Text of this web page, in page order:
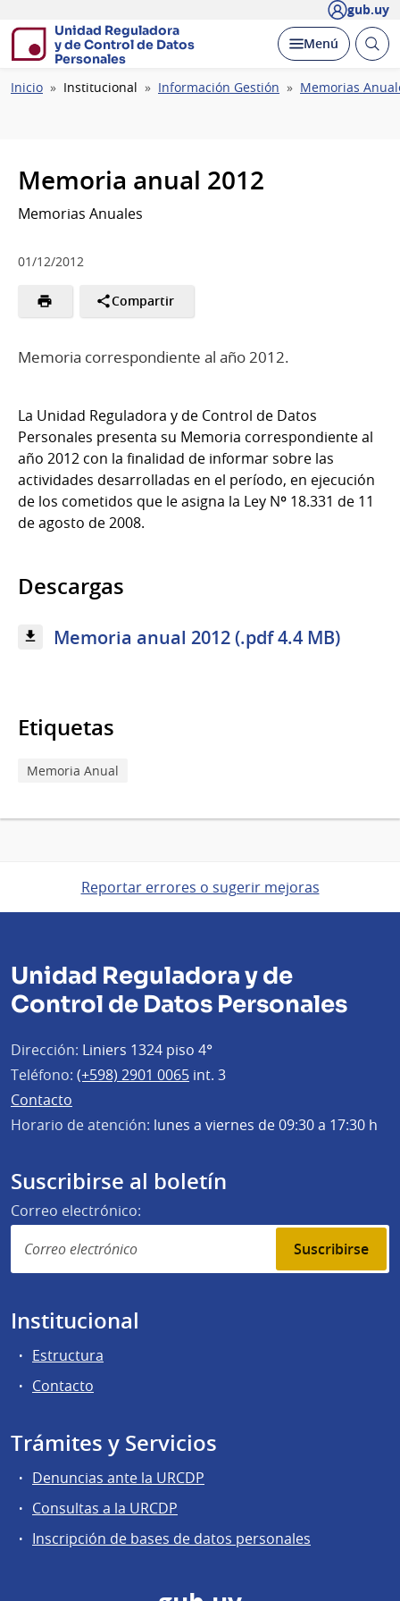
gub.uy
Unidad Reguladora
y de Control de Datos
Personales
Desplegar
Menú Abrir
Ruta
Inicio Institucional Información Gestión Memorias
Memoria anual 2012
Memorias Anuales
01/12/2012
Compartir
Memoria correspondiente al año 2012.
La Unidad Reguladora y de Control de Datos
Personales presenta su Memoria correspondiente al
año 2012 con la finalidad de informar sobre las
actividades desarrolladas en el período, en ejecución
de los cometidos que le asigna la Ley Nº 18.331 de 11
de agosto de 2008.
Descargas
Memoria anual 2012 (.pdf 4.4 MB)
Etiquetas
Memoria Anual
Reportar errores o sugerir mejoras
Unidad Reguladora y de
Control de Datos Personales
Dirección: Liniers 1324 piso 4°
Teléfono: (+598) 2901 0065 int. 3
Contacto
Horario de atención: lunes a viernes de 09:30 a 17:30 h
Suscribirse al boletín
Correo electrónico:
Suscribirse
Institucional
Estructura
Contacto
Trámites y Servicios
Denuncias ante la URCDP
Consultas a la URCDP
Inscripción de bases de datos personales